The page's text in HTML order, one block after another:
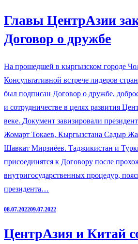
Главы ЦентрАзии
Договор о дружбе
На прошедшей в кыргызском городе
Консультативной встрече лидеров
был подписан Договор о дружбе,
и сотрудничестве в целях развития
веке. Документ завизировали
Жомарт Токаев, Кыргызстана Садыр
Шавкат Мирзиёев. Таджикистан и
присоединятся к Договору после
внутригосударственных процедур,
президента…
08.07.202209.07.2022
ЦентрАзия и Китай